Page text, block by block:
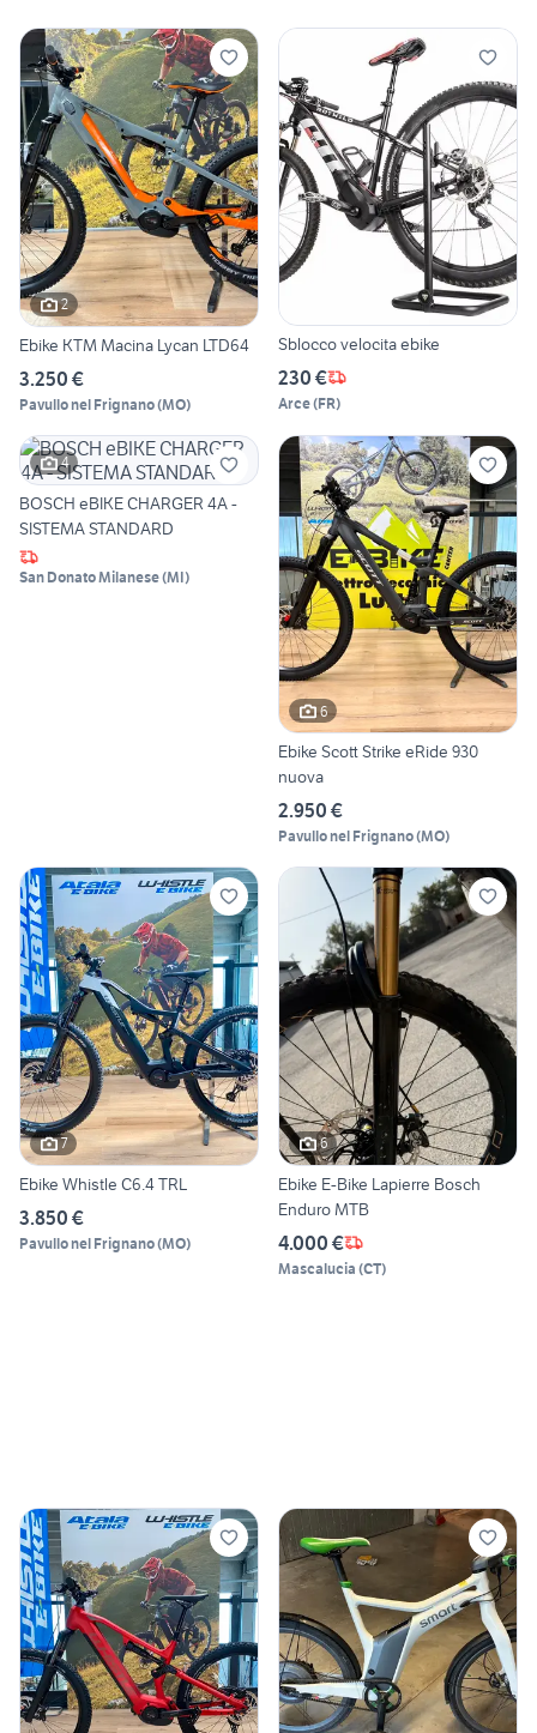
2
Ebike KTM Macina Lycan LTD64
3.250 €
Pavullo nel Frignano(MO)
Sblocco velocita ebike
230 €
Arce(FR)
4
BOSCH eBIKE CHARGER 4A -
SISTEMA STANDARD
San Donato Milanese(MI)
6
Ebike Scott Strike eRide 930
nuova
2.950 €
Pavullo nel Frignano(MO)
7
Ebike Whistle C6.4 TRL
3.850 €
Pavullo nel Frignano(MO)
6
Ebike E-Bike Lapierre Bosch
Enduro MTB
4.000 €
Mascalucia (CT)